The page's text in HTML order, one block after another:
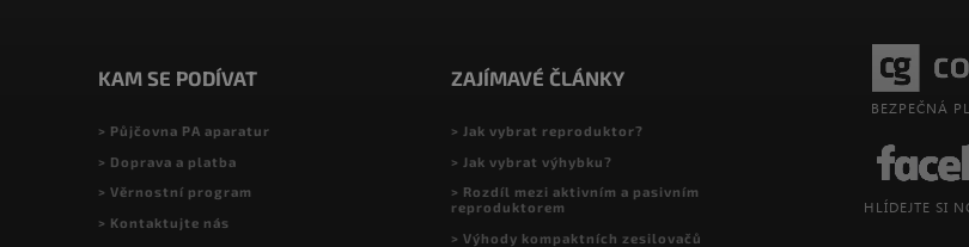
KAM SE PODÍVAT
> Půjčovna PA aparatur
> Doprava a platba
> Věrnostní program
> Kontaktujte nás
ZAJÍMAVÉ ČLÁNKY
> Jak vybrat reproduktor?
> Jak vybrat výhybku?
> Rozdíl mezi aktivním a pasivním
reproduktorem
> Výhody kompaktních zesilovačů